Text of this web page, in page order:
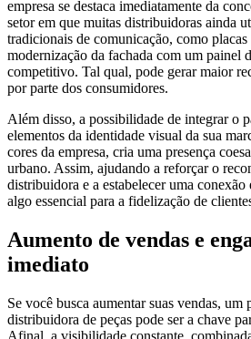
empresa se destaca imediatamente da
setor em que muitas distribuidoras ainda
tradicionais de comunicação, como
modernização da fachada com um painel
competitivo. Tal qual, pode gerar maior
por parte dos consumidores.
Além disso, a possibilidade de integrar o
elementos da identidade visual da sua
cores da empresa, cria uma presença
urbano. Assim, ajudando a reforçar o
distribuidora e a estabelecer uma
algo essencial para a fidelização de
Aumento de vendas e
imediato
Se você busca aumentar suas vendas, um
distribuidora de peças pode ser a chave
Afinal, a visibilidade constante,